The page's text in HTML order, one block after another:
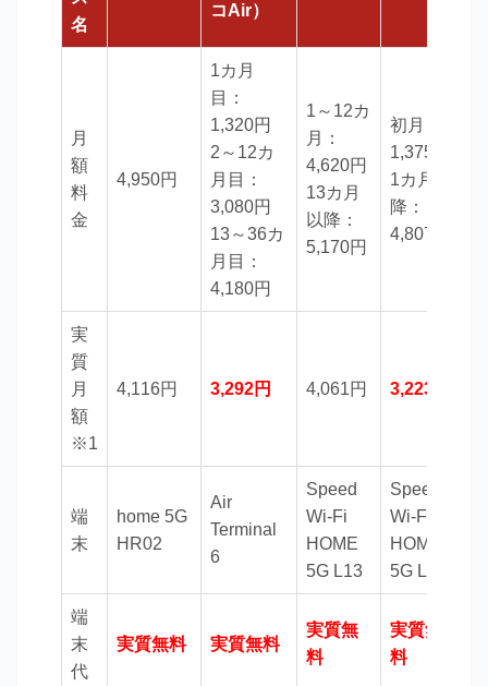
名
コAir）
月
額
料
金
4,950円
1カ月
目：
1,320円
2～12カ
月目：
3,080円
13～36カ
月目：
4,180円
1～12カ
月：
4,620円
13カ月
以降：
5,170円
初月：
1,375円
1カ月以
降：
4,807円
実
質
月
額
※1
4,116円 3,292円 4,061円 3,223円
端
末
home 5G
HR02
Air
Terminal
6
Speed
Wi-Fi
HOME
5G L13
Speed
Wi-Fi
HOME
5G L13
端
末
代
実質無料 実質無料
実質無
料
実質無
料